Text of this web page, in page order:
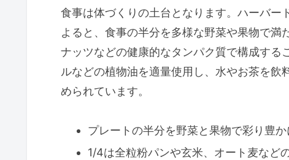
食事は体づくりの土台となります。ハーバー
よると、食事の半分を多様な野菜や果物で満
ナッツなどの健康的なタンパク質で構成する
ルなどの植物油を適量使用し、水やお茶を
められています。
プレートの半分を野菜と果物で彩り豊か
1/4は全粒粉パンや玄米、オート麦など